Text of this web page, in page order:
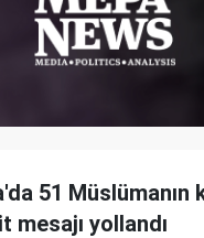
51
mesajı yollandı